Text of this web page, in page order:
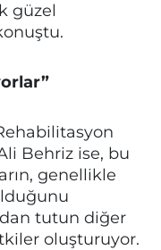
güzel
Behriz ise, bu
genellikle
tutun diğer
oluşturuyor.